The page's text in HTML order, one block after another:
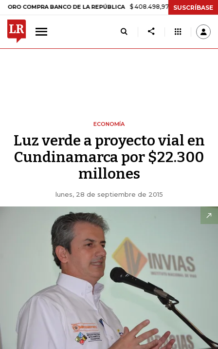
BANCO DE LA REPÚBLICA $ 408.498,97 +$ 8.753,81 +2,19%
SUSCRÍBASE
ECONOMÍA
Luz verde a proyecto vial en
Cundinamarca por $22.300
millones
lunes, 28 de septiembre de 2015